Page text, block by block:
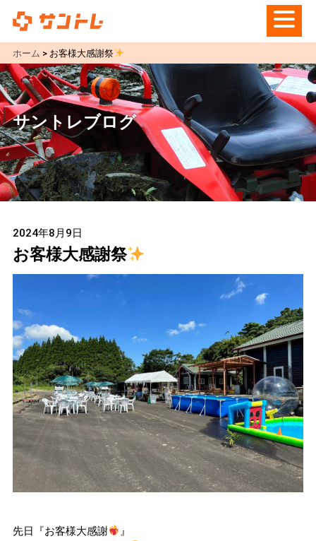
ホーム > お客様大感謝祭
サントレブログ
2024年8月9日
お客様大感謝祭
先日『お客様大感謝
』